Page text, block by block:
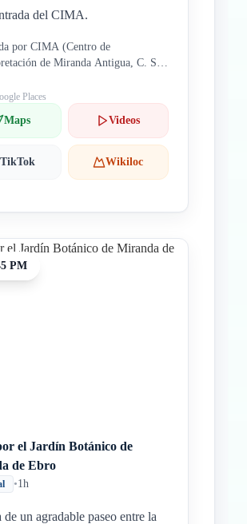
del CIMA.
por CIMA (Centro de
de Miranda Antigua, C. San
España)
Places
Maps Videos
TikTok Wikiloc
PM
el Jardín Botánico de
de Ebro
•1h
un agradable paseo entre la